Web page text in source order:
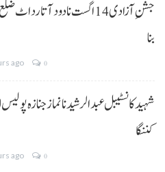
جشنِ آزادی 14 اگست نا دود آتا
بنا
ago 0
شہید کانسٹیبل عبدالرشید نا نماز جنازہ
کننگا
ago 0